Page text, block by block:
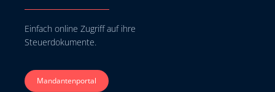
Einfach online Zugriff auf ihre
Steuerdokumente.
Mandantenportal